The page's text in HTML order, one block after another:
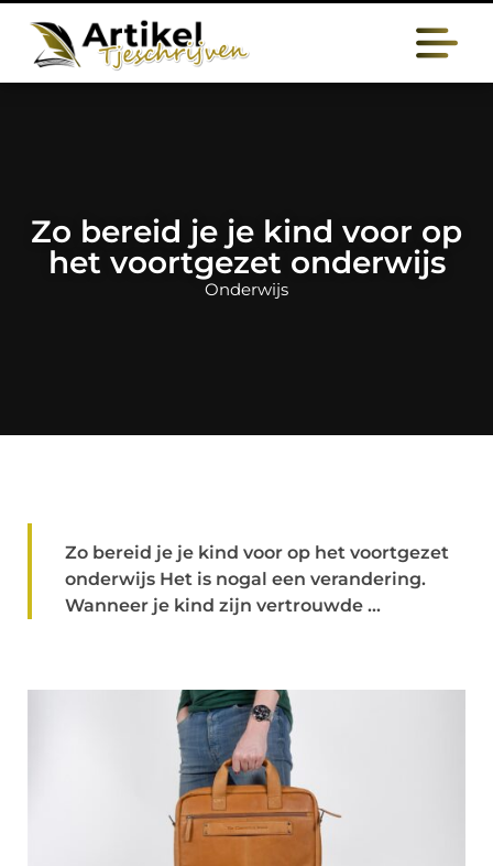
Zo bereid je je kind voor op
het voortgezet onderwijs
Onderwijs
Zo bereid je je kind voor op het voortgezet
onderwijs Het is nogal een verandering.
Wanneer je kind zijn vertrouwde ...